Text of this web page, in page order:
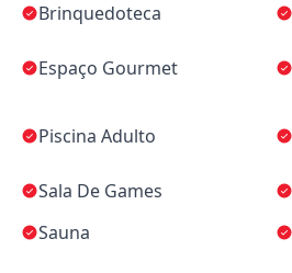
Brinquedoteca
Espaço Gourmet
Piscina Adulto
Sala De Games
Sauna